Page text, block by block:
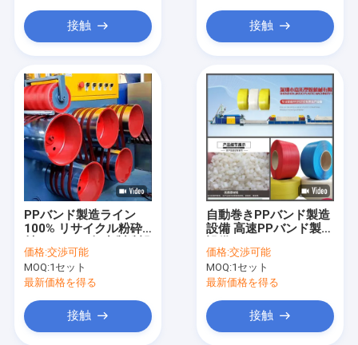
ニュース
PPストラップ製造機
PETストラップ製造機
PPストラップバンド押出ライン
ペットストラップ押出ライン
バンド ウィンド マシーンを紐で縛ること
オートマティック バリング マシン
接触 接触
PPバンド製造ライン
100% リサイクル粉砕
備
価格:交渉可能
MOQ:1セット
最新価格を得る
接触
自動巻きPPバンド製造
設備 高速PPバンド製造
価格:交渉可能
MOQ:1セット
最新価格を得る
接触